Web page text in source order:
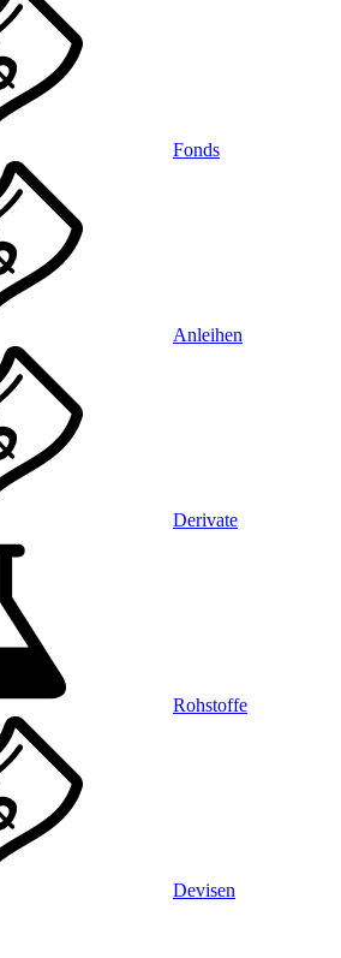
Fonds
Anleihen
Derivate
Rohstoffe
Devisen